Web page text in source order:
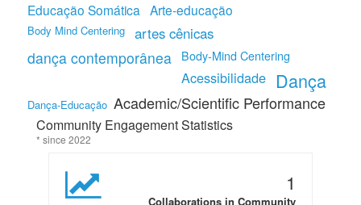
Educação Somática Arte-educação
Body Mind Centering artes cênicas
dança contemporânea Body-Mind Centering
Acessibilidade Dança
Dança-Educação Academic/Scientific Performance
Community Engagement Statistics
* since 2022
1
Collaborations in Community